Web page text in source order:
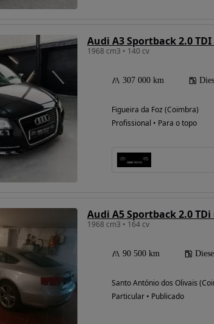
Audi A3 Sportback 2.0
1968 cm3 • 140 cv
307 000 km
Figueira da Foz (Coimbra)
Profissional • Para o topo
Audi A5 Sportback 2.0
1968 cm3 • 164 cv
90 500 km Diesel
Santo António dos Olivais
Particular • Publicado